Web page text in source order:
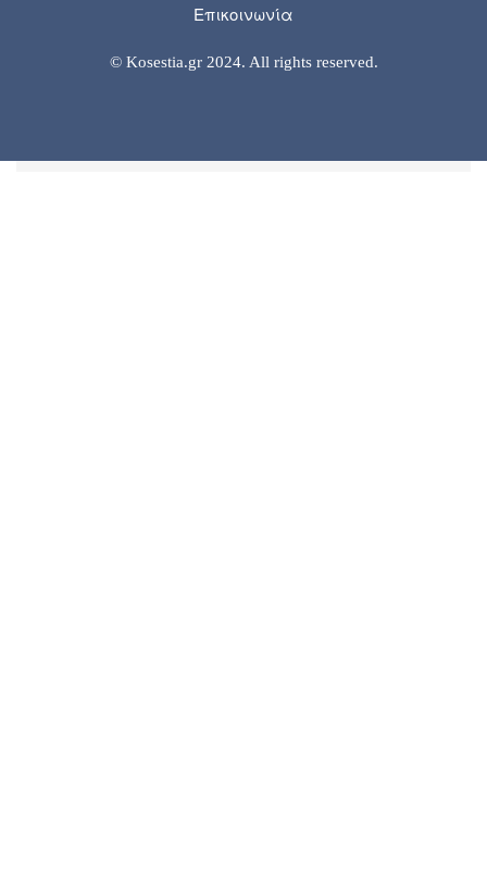
Επικοινωνία
© Kosestia.gr 2024. All rights reserved.